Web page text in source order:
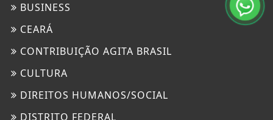
BUSINESS
CEARÁ
CONTRIBUIÇÃO AGITA BRASIL
CULTURA
DIREITOS HUMANOS/SOCIAL
DISTRITO FEDERAL